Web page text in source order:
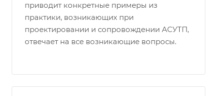
приводит конкретные примеры из
практики, возникающих при
проектировании и сопровождении АСУТП,
отвечает на все возникающие вопросы.